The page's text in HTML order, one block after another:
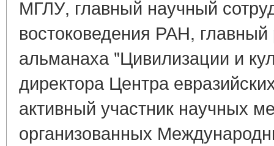
МГЛУ, главный научный
востоковедения РАН, главный
альманаха "Цивилизации и
директора Центра
активный участник научных
организованных